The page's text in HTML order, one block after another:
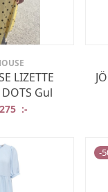
.
LIZETTE
Gul
Det ursprungliga
275 :-Det nuvarande
-